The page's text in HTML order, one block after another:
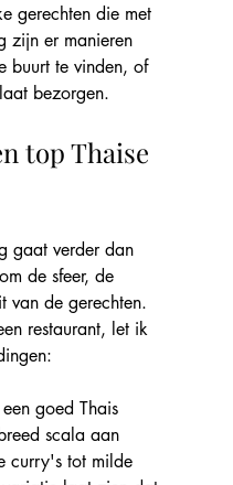
gerechten die met
zijn er manieren
buurt te vinden, of
bezorgen.
top Thaise
gaat verder dan
de sfeer, de
van de gerechten.
restaurant, let ik
een goed Thais
scala aan
curry's tot milde